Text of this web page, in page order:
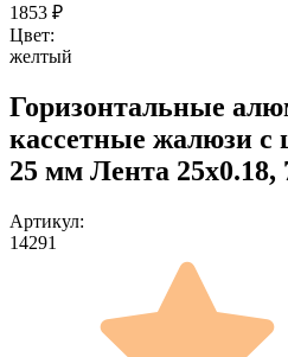
1853 ₽
Цвет:
желтый
Горизонтальные
кассетные жалюзи
25 мм Лента 25x0.18,
Артикул:
14291